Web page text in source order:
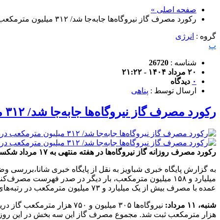
صفحه اصلی »
رکورد مصرف گاز نیروگاه‌ها جابه‌جا شد/ ۳۱۲ میلیون مترمکعب در یک روز
گروه : انرژی
پ
شناسه : 26720
۲۰ مرداد ۱۴۰۴ - ۲۱:۲۲
۰ دیدگاه
ارسال توسط : پناهی
رکورد مصرف گاز نیروگاه‌ها جابه‌جا شد/ ۳۱۲ میلیون مترمکعب در یک روز
رکورد مصرف روزانه گاز نیروگاه‌ها در هفته منتهی به ۱۷ مرداد شکسته شد و در روز دوشنبه (۱۳ مرداد) با ثبت ۳۱۲ میلیون مترمکعب، بیشترین مقدار مصرف به ثبت رسید.
عمده با مصرف بیش از یک میلیارد و ۷۳ میلیون مترمکعب در رتبه‌های بعدی قرار گرفتند.
شنبه، ۱۱ مرداد:
هزار مترمکعب ثبت شد. مجموع مصرف گاز این سه بخش در این روز به ۶۱۸ میلیون و ۵۴۰ هزار مترمکعب